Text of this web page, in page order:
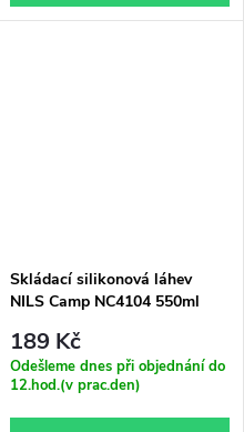
Skládací silikonová láhev
NILS Camp NC4104 550ml
189 Kč
Odešleme dnes při objednání do
12.hod.(v prac.den)